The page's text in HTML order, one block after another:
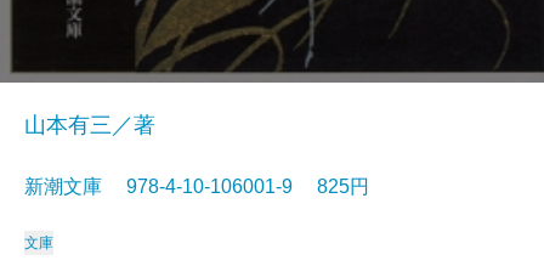
山本有三／著
新潮文庫 978-4-10-106001-9 825円
文庫